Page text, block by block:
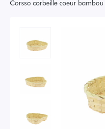
Corsso corbeille coeur